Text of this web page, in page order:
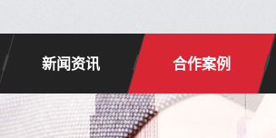
新闻资讯 合作案例